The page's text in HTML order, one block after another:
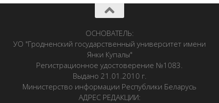
ОСНОВАТЕЛЬ:
УО "Гродненский государственный университет имени
Янки Купалы"
Регистрационное удостоверение №1083.
Выдано 21.01.2010 г.
Министерство информации Республики Беларусь
АДРЕС РЕДАКЦИИ: